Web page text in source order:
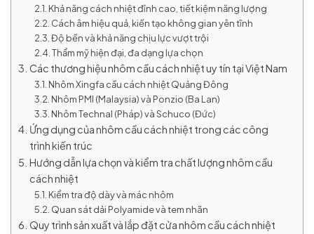
Khả năng cách nhiệt đỉnh cao, tiết kiệm năng lượng
Cách âm hiệu quả, kiến tạo không gian yên tĩnh
Độ bền và khả năng chịu lực vượt trội
Thẩm mỹ hiện đại, đa dạng lựa chọn
Các thương hiệu nhôm cầu cách nhiệt uy tín tại Việt Nam
Nhôm Xingfa cầu cách nhiệt Quảng Đông
Nhôm PMI (Malaysia) và Ponzio (Ba Lan)
Nhôm Technal (Pháp) và Schuco (Đức)
Ứng dụng của nhôm cầu cách nhiệt trong các công
trình kiến trúc
Hướng dẫn lựa chọn và kiểm tra chất lượng nhôm cầu
cách nhiệt
Kiểm tra độ dày và mác nhôm
Quan sát dải Polyamide và tem nhãn
Quy trình sản xuất và lắp đặt cửa nhôm cầu cách nhiệt